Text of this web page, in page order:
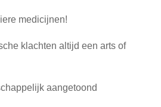
medicijnen!
klachten altijd een arts of
aangetoond